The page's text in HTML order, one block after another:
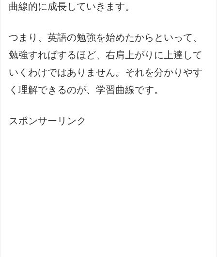
曲線的に成長していきます。
つまり、英語の勉強を始めたからといって、
勉強すればするほど、右肩上がりに上達して
いくわけではありません。それを分かりやす
く理解できるのが、学習曲線です。
スポンサーリンク